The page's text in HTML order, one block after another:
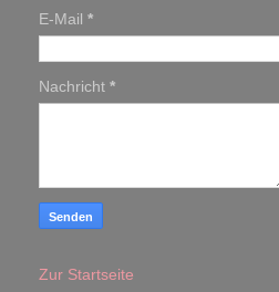
E-Mail *
Nachricht *
Zur Startseite